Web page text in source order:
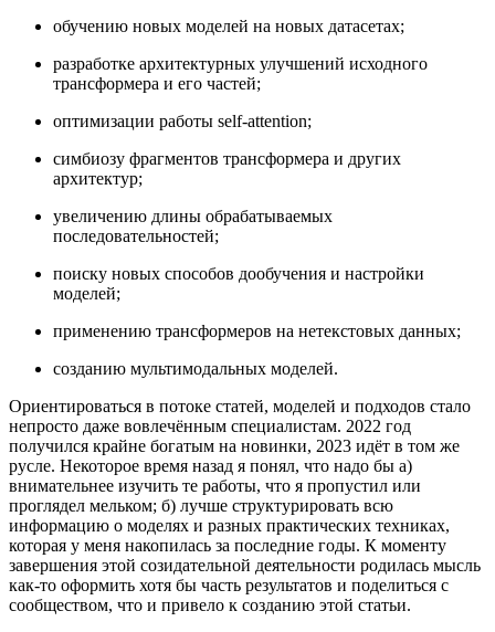
обучению новых моделей на новых датасетах;
разработке архитектурных улучшений исходного
трансформера и его частей;
оптимизации работы self-attention;
симбиозу фрагментов трансформера и других
архитектур;
увеличению длины обрабатываемых
последовательностей;
поиску новых способов дообучения и настройки
моделей;
применению трансформеров на нетекстовых данных;
созданию мультимодальных моделей.
Ориентироваться в потоке статей, моделей и подходов стало
непросто даже вовлечённым специалистам. 2022 год
получился крайне богатым на новинки, 2023 идёт в том же
русле. Некоторое время назад я понял, что надо бы а)
внимательнее изучить те работы, что я пропустил или
проглядел мельком; б) лучше структурировать всю
информацию о моделях и разных практических техниках,
которая у меня накопилась за последние годы. К моменту
завершения этой созидательной деятельности родилась мысль
как-то оформить хотя бы часть результатов и поделиться с
сообществом, что и привело к созданию этой статьи.